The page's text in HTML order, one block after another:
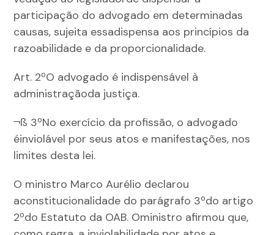
participação do advogado em determinadas
causas, sujeita essadispensa aos princípios da
razoabilidade e da proporcionalidade.
Art. 2ºO advogado é indispensável à
administraçãoda justiça.
¬ß 3ºNo exercício da profissão, o advogado
éinviolável por seus atos e manifestações, nos
limites desta lei.
O ministro Marco Aurélio declarou
aconstitucionalidade do parágrafo 3ºdo artigo
2ºdo Estatuto da OAB. Oministro afirmou que,